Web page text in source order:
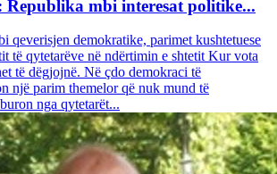
mbi interesat politike...
qeverisjen demokratike, parimet kushtetuese
të qytetarëve në ndërtimin e shtetit Kur vota
të dëgjojnë. Në çdo demokraci të
një parim themelor që nuk mund të
nga qytetarët...